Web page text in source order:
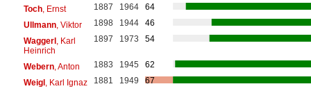
Toch, Ernst 1887 1964
64
Ullmann, Viktor 1898 1944
46
Waggerl , Karl
Heinrich
1897 1973 54
Webern, Anton 1883 1945
62
Weigl , Karl Ignaz 1881 1949
67